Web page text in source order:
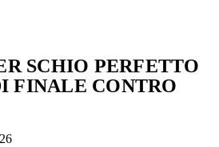
SCHIO PERFETTO
FINALE CONTRO